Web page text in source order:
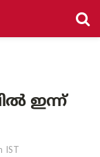
ഇന്ന്
IST